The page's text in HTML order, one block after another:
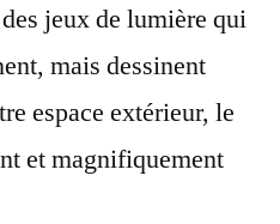
jeux de lumière qui
mais dessinent
espace extérieur, le
et magnifiquement